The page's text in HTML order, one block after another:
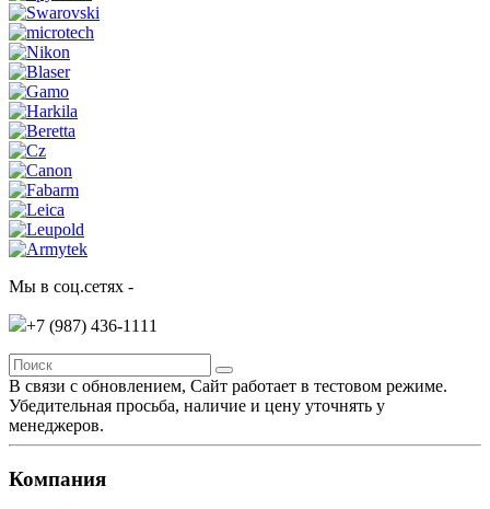
Мы в соц.сетях -
+7 (987) 436-1111
В связи с обновлением, Сайт работает в тестовом режиме.
Убедительная просьба, наличие и цену уточнять у
менеджеров.
Компания